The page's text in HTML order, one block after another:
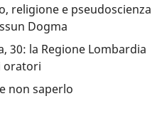
religione e pseudoscienza
Dogma
30: la Regione Lombardia
oratori
non saperlo